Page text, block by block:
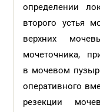
определении
второго устья
верхних
мочеточника,
в мочевом
оперативного
резекции